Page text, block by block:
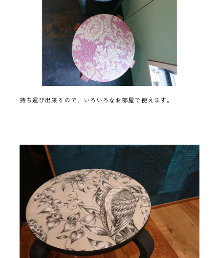
持ち運び出来るので、いろいろなお部屋で使えます。